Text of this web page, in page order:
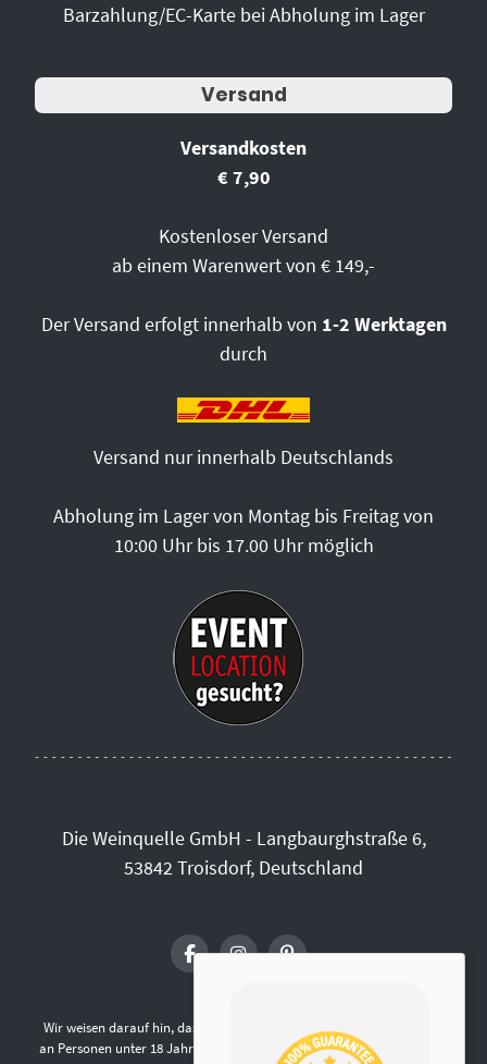
Barzahlung/EC-Karte bei Abholung im Lager
Versand
Versandkosten
€ 7,90
Kostenloser Versand
ab einem Warenwert von € 149,-
Der Versand erfolgt innerhalb von 1-2 Werktagen
durch
Versand nur innerhalb Deutschlands
Abholung im Lager von Montag bis Freitag von
10:00 Uhr bis 17.00 Uhr möglich
Die Weinquelle GmbH - Langbaurghstraße 6,
53842 Troisdorf, Deutschland
Wir weisen darauf hin, dass die Abgabe von alkoholischen Getränken
an Personen unter 18 Jahren gemäß § 9 Jugendschutzgesetz verboten